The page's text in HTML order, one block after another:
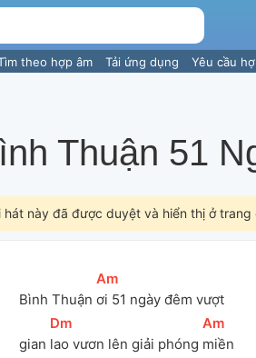
theo hợp âm Tải ứng dụng Yêu cầu
Thuận 51
hát này đã được duyệt và hiển thị ở
Bình Thuận
[
Am
ơi 51 ngày đêm vượt
gian
[Dm
lao vươn lên giải phóng
[
Am
miền